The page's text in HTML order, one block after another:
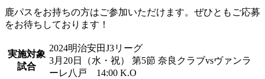
鹿パスをお持ちの方はご参加いただけます。ぜひともご応募
をお待ちしております！
実施対象
試合
2024明治安田J3リーグ
3月20日（水・祝） 第5節 奈良クラブvsヴァンラ
ーレ八戸 14:00 K.O